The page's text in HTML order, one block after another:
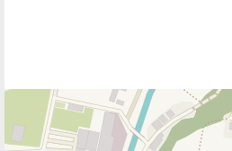
ANBIETER KONTAKTIEREN